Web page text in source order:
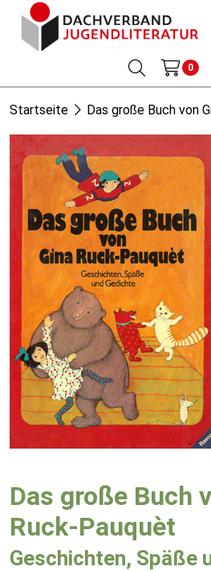
0
Startseite Das große Buch von
Das große Buch
Ruck-Pauquèt
Geschichten, Späße